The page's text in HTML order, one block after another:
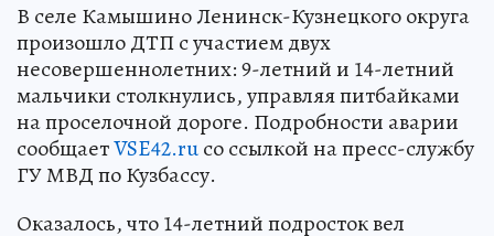
В селе Камышино Ленинск-Кузнецкого округа
произошло ДТП с участием двух
несовершеннолетних: 9-летний и 14-летний
мальчики столкнулись, управляя питбайками
на проселочной дороге. Подробности аварии
сообщаетVSE42.ruсо ссылкой на пресс-службу
ГУ МВД по Кузбассу.
Оказалось, что 14-летний подросток вел